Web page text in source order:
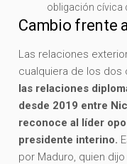
obligación cívica
Cambio frente
Las relaciones
cualquiera de los
las relaciones
desde 2019 entre
reconoce al líder
presidente interino.
por Maduro, quien